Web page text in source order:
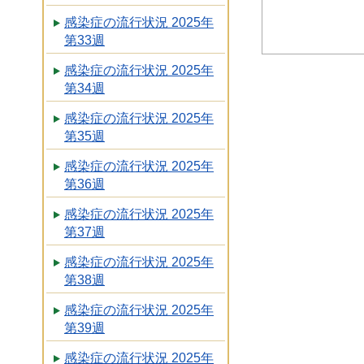
感染症の流行状況 2025年
第33週
感染症の流行状況 2025年
第34週
感染症の流行状況 2025年
第35週
感染症の流行状況 2025年
第36週
感染症の流行状況 2025年
第37週
感染症の流行状況 2025年
第38週
感染症の流行状況 2025年
第39週
感染症の流行状況 2025年